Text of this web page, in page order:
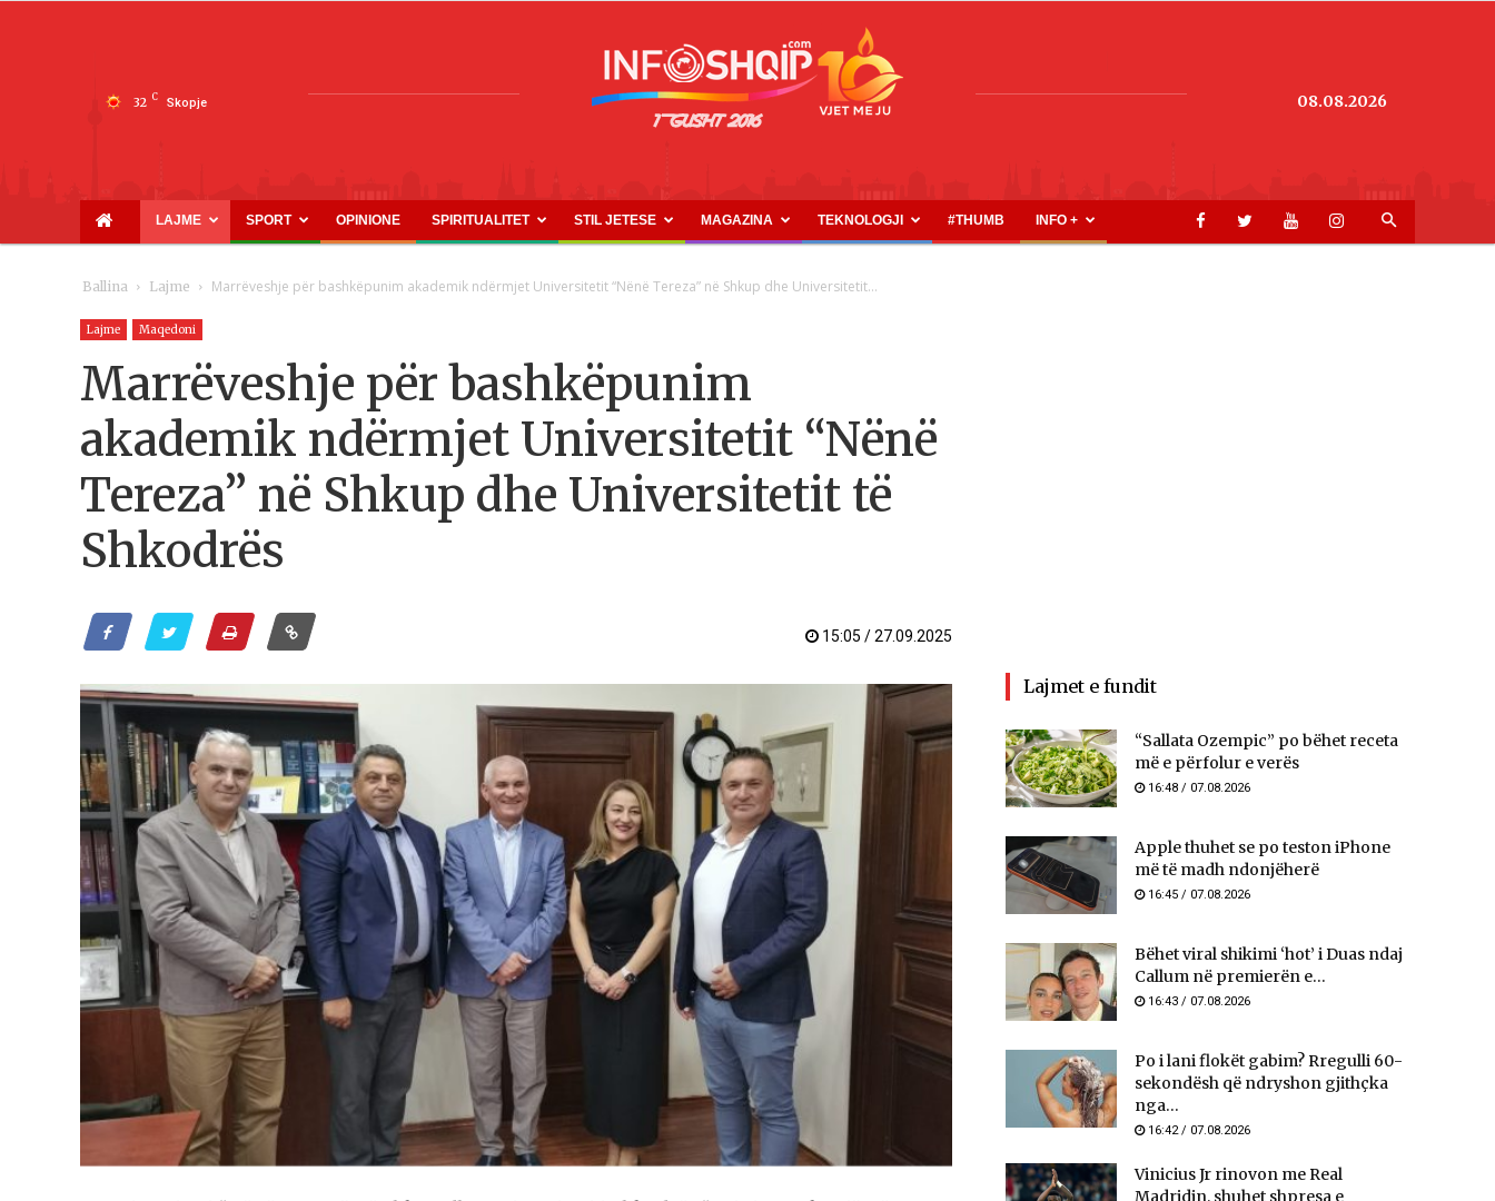
32 C Skopje
INFOSHQIP.COM
08.08.2026
LAJME SPORT OPINIONE SPIRITUALITET STIL JETESE MAGAZINA TEKNOLOGJI #THUMB INFO +
Ballina Lajme Marrëveshje për bashkëpunim akademik ndërmjet Universitetit “Nënë Tereza” në Shkup dhe Universitetit...
Lajme Maqedoni
Marrëveshje për bashkëpunim
akademik ndërmjet Universitetit “Nënë
Tereza” në Shkup dhe Universitetit të
Shkodrës
15:05 / 27.09.2025
Lajmet e fundit
“Sallata Ozempic” po bëhet receta
më e përfolur e verës
16:48 / 07.08.2026
Apple thuhet se po teston iPhone
më të madh ndonjëherë
16:45 / 07.08.2026
Bëhet viral shikimi ‘hot’ i Duas ndaj
Callum në premierën e...
16:43 / 07.08.2026
Po i lani flokët gabim? Rregulli 60-
sekondësh që ndryshon gjithçka
nga...
16:42 / 07.08.2026
Vinicius Jr rinovon me Real
Madridin, shuhet shpresa e